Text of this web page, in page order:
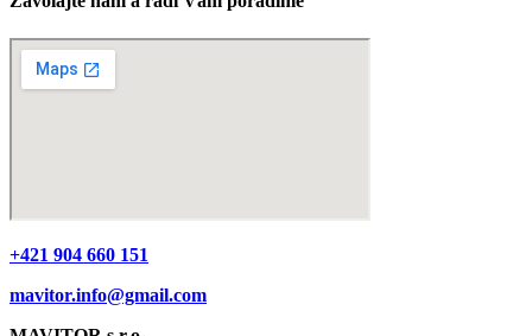
+421 904 660 151
mavitor.info@gmail.com